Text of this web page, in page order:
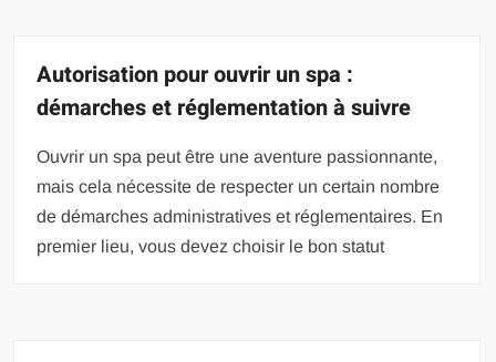
Autorisation pour ouvrir un spa :
démarches et réglementation à suivre
Ouvrir un spa peut être une aventure passionnante,
mais cela nécessite de respecter un certain nombre
de démarches administratives et réglementaires. En
premier lieu, vous devez choisir le bon statut